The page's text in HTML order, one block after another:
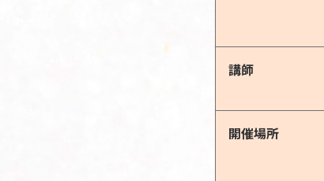
講師
開催場所